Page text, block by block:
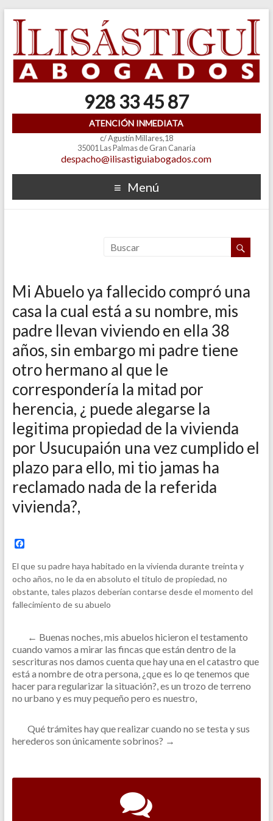
928 33 45 87
ATENCIÓN INMEDIATA
c/ Agustín Millares,18
35001 Las Palmas de Gran Canaria
despacho@ilisastiguiabogados.com
Menú
Mi Abuelo ya fallecido compró una
casa la cual está a su nombre, mis
padre llevan viviendo en ella 38
años, sin embargo mi padre tiene
otro hermano al que le
correspondería la mitad por
herencia, ¿ puede alegarse la
legitima propiedad de la vivienda
por Usucupaión una vez cumplido el
plazo para ello, mi tio jamas ha
reclamado nada de la referida
vivienda?,
F
c
e
b
o
o
k
El que su padre haya habitado en la vivienda durante treinta y
ocho años, no le da en absoluto el titulo de propiedad, no
obstante, tales plazos deberían contarse desde el momento del
fallecimiento de su abuelo
← Buenas noches, mis abuelos hicieron el testamento
cuando vamos a mirar las fincas que están dentro de la
sescrituras nos damos cuenta que hay una en el catastro que
está a nombre de otra persona, ¿que es lo qe tenemos que
hacer para regularizar la situación?, es un trozo de terreno
no urbano y es muy pequeño pero es nuestro,
Qué trámites hay que realizar cuando no se testa y sus
herederos son únicamente sobrinos? →